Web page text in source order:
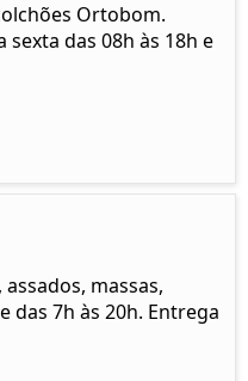
Ortobom.
das 08h às 18h e
massas,
das 7h às 20h. Entrega